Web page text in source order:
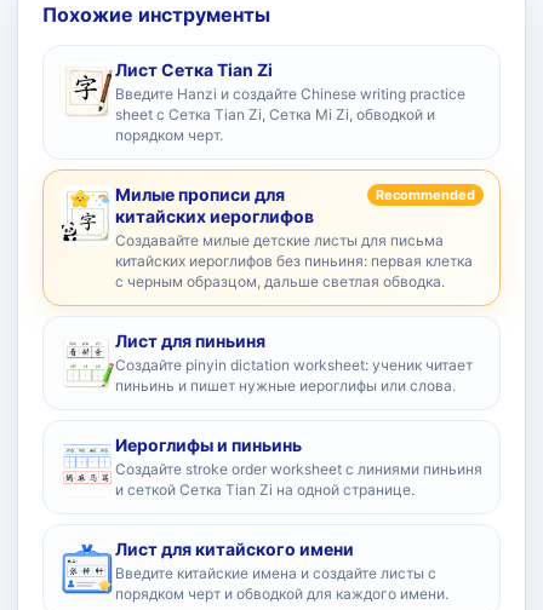
Похожие инструменты
Лист Сетка Tian Zi
Введите Hanzi и создайте Chinese writing practice
sheet с Сетка Tian Zi, Сетка Mi Zi, обводкой и
порядком черт.
Милые прописи для
китайских иероглифов
Recommended
Создавайте милые детские листы для письма
китайских иероглифов без пиньиня: первая клетка
с черным образцом, дальше светлая обводка.
Лист для пиньиня
Создайте pinyin dictation worksheet: ученик читает
пиньинь и пишет нужные иероглифы или слова.
Иероглифы и пиньинь
Создайте stroke order worksheet с линиями пиньиня
и сеткой Сетка Tian Zi на одной странице.
Лист для китайского имени
Введите китайские имена и создайте листы с
порядком черт и обводкой для каждого имени.